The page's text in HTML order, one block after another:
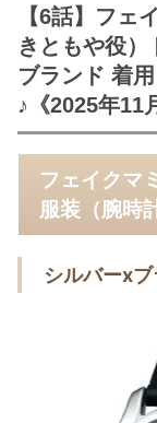
【6話】フェ
きともや役
ブランド 着
♪《2025年11
フェイクマ
服装（腕時
シルバーx